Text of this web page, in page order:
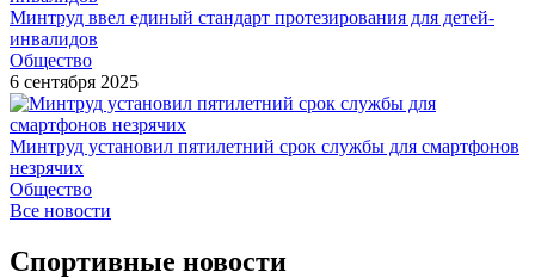
Минтруд ввел единый стандарт протезирования для детей-
инвалидов
Общество
6 сентября 2025
Минтруд установил пятилетний срок службы для смартфонов
незрячих
Общество
Все новости
Спортивные новости